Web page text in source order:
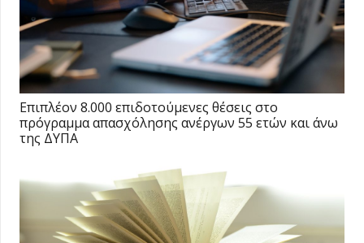
Επιπλέον 8.000 επιδοτούμενες θέσεις στο
πρόγραμμα απασχόλησης ανέργων 55 ετών και άνω
της ΔΥΠΑ